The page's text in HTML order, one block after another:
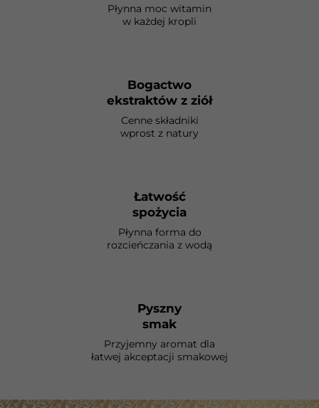
Płynna moc witamin
w każdej kropli
Bogactwo
ekstraktów z ziół
Cenne składniki
wprost z natury
Łatwość
spożycia
Płynna forma do
rozcieńczania z wodą
Pyszny
smak
Przyjemny aromat dla
łatwej akceptacji smakowej